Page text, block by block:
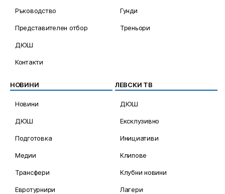
Ръководство
Представителен отбор
ДЮШ
Контакти
Гунди
Треньори
НОВИНИ
Новини
ДЮШ
Подготовка
Медии
Трансфери
Евротурнири
ЛЕВСКИ ТВ
ДЮШ
Ексклузивно
Инициативи
Клипове
Клубни новини
Лагери